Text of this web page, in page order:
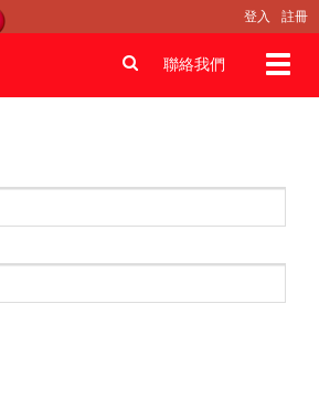
登入 註冊
聯絡我們